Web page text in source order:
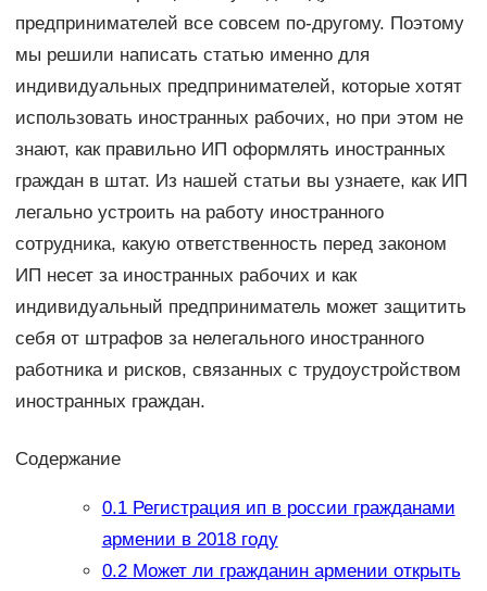
предпринимателей все совсем по-другому. Поэтому
мы решили написать статью именно для
индивидуальных предпринимателей, которые хотят
использовать иностранных рабочих, но при этом не
знают, как правильно ИП оформлять иностранных
граждан в штат. Из нашей статьи вы узнаете, как ИП
легально устроить на работу иностранного
сотрудника, какую ответственность перед законом
ИП несет за иностранных рабочих и как
индивидуальный предприниматель может защитить
себя от штрафов за нелегального иностранного
работника и рисков, связанных с трудоустройством
иностранных граждан.
Содержание
0.1Регистрация ип в россии гражданами
армении в 2018 году
0.2Может ли гражданин армении открыть